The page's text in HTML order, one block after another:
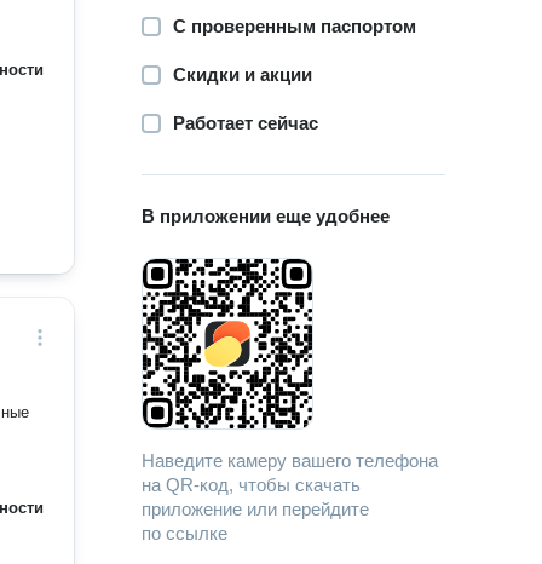
С проверенным паспортом
Скидки и акции
Работает сейчас
В приложении еще удобнее
Наведите камеру вашего телефона
на QR-код, чтобы скачать
приложение или перейдите
по ссылке